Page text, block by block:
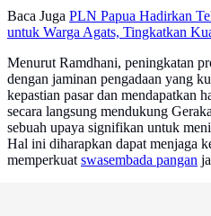
Baca Juga PLN Papua Hadirkan
untuk Warga Agats, Tingkatkan
Menurut Ramdhani, peningkatan
dengan jaminan pengadaan yang
kepastian pasar dan mendapatkan
secara langsung mendukung
sebuah upaya signifikan untuk
Hal ini diharapkan dapat menjaga
memperkuatswasembada pangan